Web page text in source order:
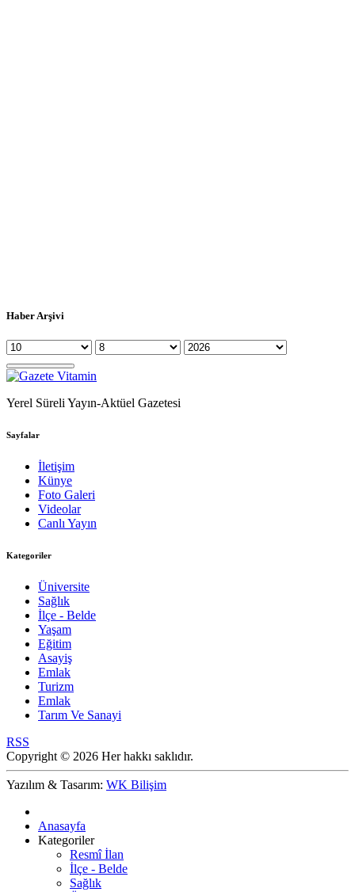
Haber Arşivi
Yerel Süreli Yayın-Aktüel Gazetesi
Sayfalar
İletişim
Künye
Foto Galeri
Videolar
Canlı Yayın
Kategoriler
Üniversite
Sağlık
İlçe - Belde
Yaşam
Eğitim
Asayiş
Emlak
Turizm
Emlak
Tarım Ve Sanayi
RSS
Copyright © 2026 Her hakkı saklıdır.
Yazılım & Tasarım: WK Bilişim
Anasayfa
Kategoriler
Resmî İlan
İlçe - Belde
Sağlık